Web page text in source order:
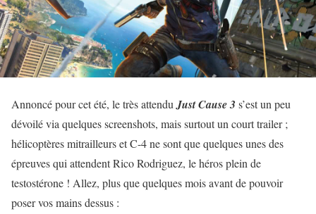
Annoncé pour cet été, le très attendu Just Cause 3 s’est un peu
dévoilé via quelques screenshots, mais surtout un court trailer ;
hélicoptères mitrailleurs et C-4 ne sont que quelques unes des
épreuves qui attendent Rico Rodriguez, le héros plein de
testostérone ! Allez, plus que quelques mois avant de pouvoir
poser vos mains dessus :